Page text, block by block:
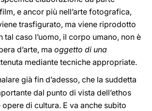
e ancor più nell’arte fotografica,
trasfigurato, ma viene riprodotto
tal caso l’uomo, il corpo umano, non è
d’arte, ma oggetto di una
mediante tecniche appropriate.
già fin d’adesso, che la suddetta
dal punto di vista dell’ethos
di cultura. E va anche subito